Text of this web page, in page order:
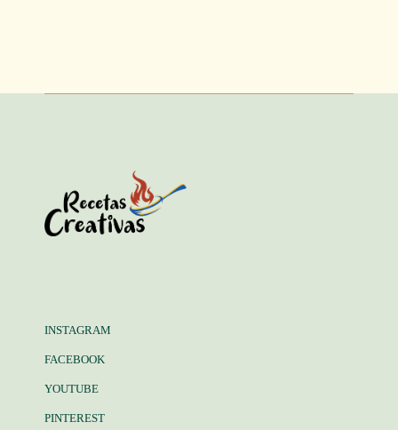
INSTAGRAM
FACEBOOK
YOUTUBE
PINTEREST